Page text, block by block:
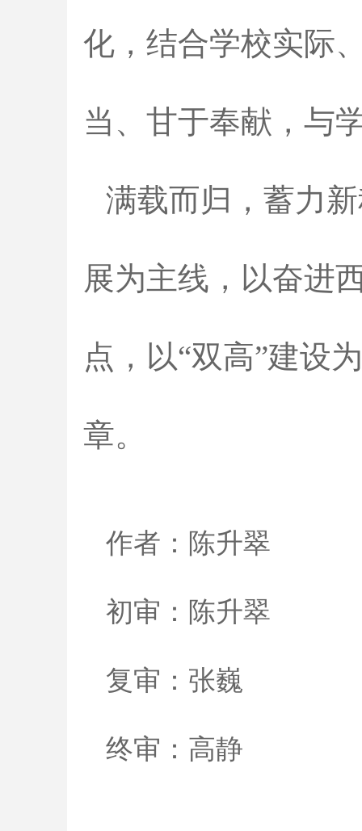
化，结合学校实际
当、甘于奉献，与
满载而归，蓄力
展为主线，以奋进
点，以“双高”建设
章。
作者：陈升翠
初审：陈升翠
复审：张巍
终审：高静